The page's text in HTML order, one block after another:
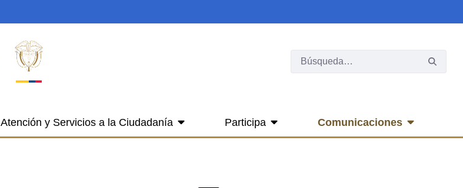
Atención y Servicios a la Ciudadanía Participa Comunicaciones